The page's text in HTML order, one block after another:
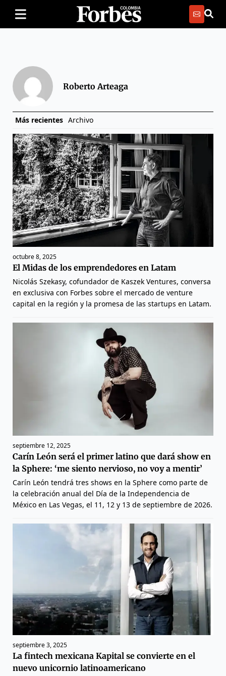
Roberto Arteaga
Más recientes Archivo
octubre 8, 2025
El Midas de los emprendedores en Latam
Nicolás Szekasy, cofundador de Kaszek Ventures, conversa
en exclusiva con Forbes sobre el mercado de venture
capital en la región y la promesa de las startups en Latam.
septiembre 12, 2025
Carín León será el primer latino que dará show en
la Sphere: ‘me siento nervioso, no voy a mentir’
Carín León tendrá tres shows en la Sphere como parte de
la celebración anual del Día de la Independencia de
México en Las Vegas, el 11, 12 y 13 de septiembre de 2026.
septiembre 3, 2025
La fintech mexicana Kapital se convierte en el
nuevo unicornio latinoamericano